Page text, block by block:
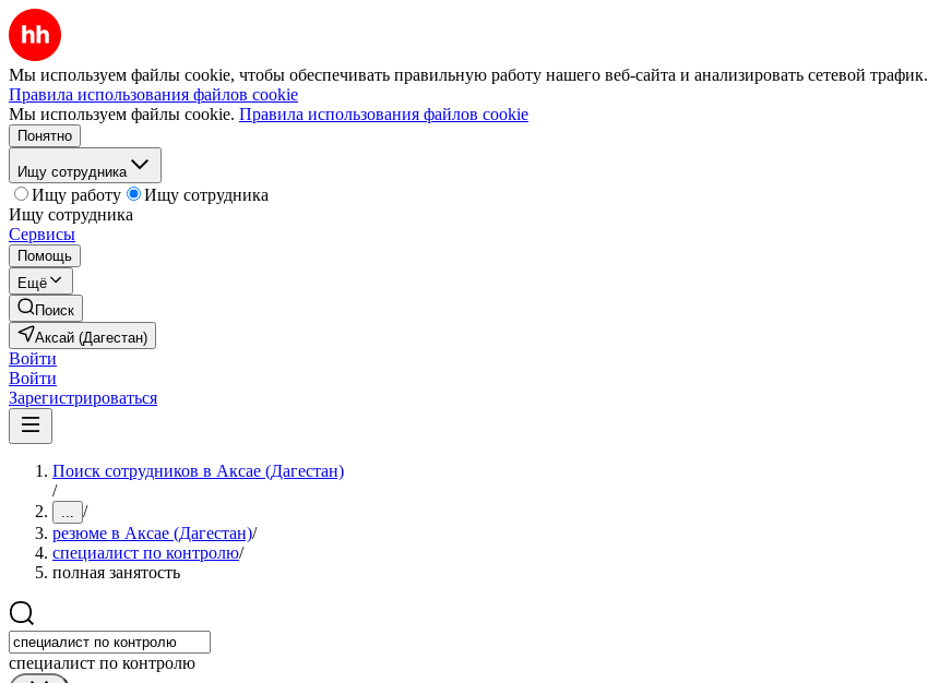
Мы используем файлы cookie, чтобы обеспечивать правильную работу нашего веб-сайта и анализировать сетевой трафик.
Правила использования файлов cookie
Мы используем файлы cookie. Правила использования файлов cookie
Понятно
Ищу сотрудника
Ищу работу
Ищу сотрудника
Ищу сотрудника
Сервисы
Помощь
Ещё
Поиск
Аксай (Дагестан)
Войти
Войти
Зарегистрироваться
Поиск сотрудников в Аксае (Дагестан)
/
... /
резюме в Аксае (Дагестан)/
специалист по контролю/
полная занятость
специалист по контролю